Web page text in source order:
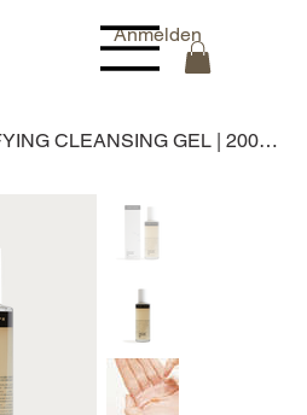
Anmelden
REINIGUNG 03 | PURIFYING CLEANSING GEL | 200 ml | KLÄRENDES REINIGUNGSGEL